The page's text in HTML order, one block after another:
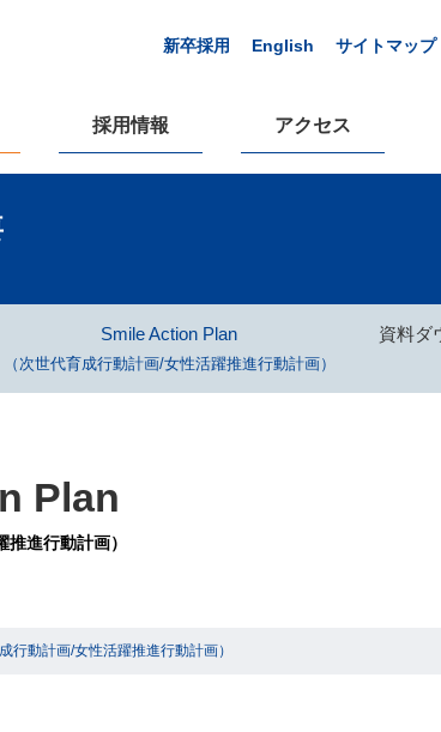
新卒採用 English サイトマップ
採用情報 アクセス
Smile Action Plan
（次世代育成行動計画/女性活躍推進行動計画）
資料ダ
Plan
推進行動計画）
行動計画/女性活躍推進行動計画）